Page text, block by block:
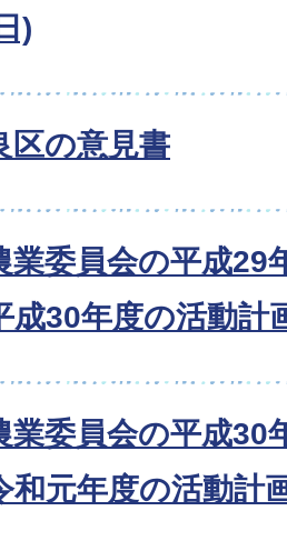
)
区の意見書
業委員会の平成29
成30年度の活動計
業委員会の平成30
和元年度の活動計